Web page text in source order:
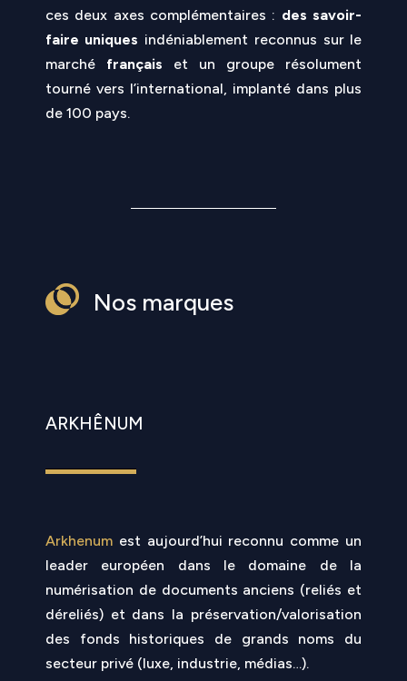
ces deux axes complémentaires : des savoir-
faire uniques indéniablement reconnus sur le
marché français et un groupe résolument
tourné vers l’international, implanté dans plus
de 100 pays.
Nos marques
ARKHÊNUM
Arkhenumest aujourd’hui reconnu comme un
leader européen dans le domaine de la
numérisation de documents anciens (reliés et
déreliés) et dans la préservation/valorisation
des fonds historiques de grands noms du
secteur privé (luxe, industrie, médias…).